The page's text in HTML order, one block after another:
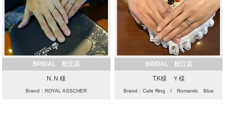
BRIDAL 松江店
N. N 様
Brand：ROYAL ASSCHER
BRIDAL 松江店
T.K様 Ｙ様
Brand：Cafe Ring / Romantic Blue